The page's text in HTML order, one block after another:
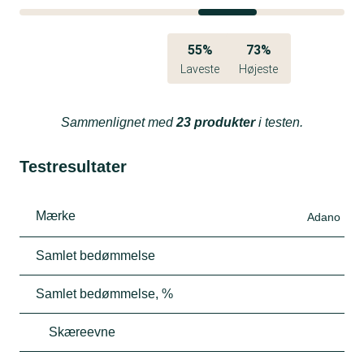
55%
Laveste
73%
Højeste
Sammenlignet med23 produkteri testen.
Testresultater
Mærke Adano
Samlet bedømmelse
Samlet bedømmelse, %
Skæreevne